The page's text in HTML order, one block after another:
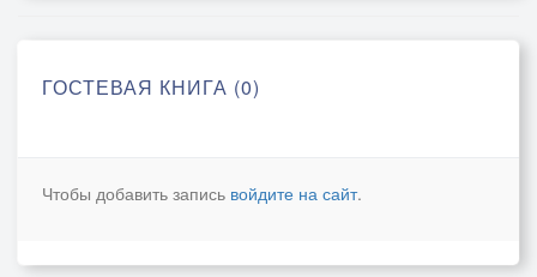
ГОСТЕВАЯ КНИГА (0)
Чтобы добавить запись войдите на сайт.